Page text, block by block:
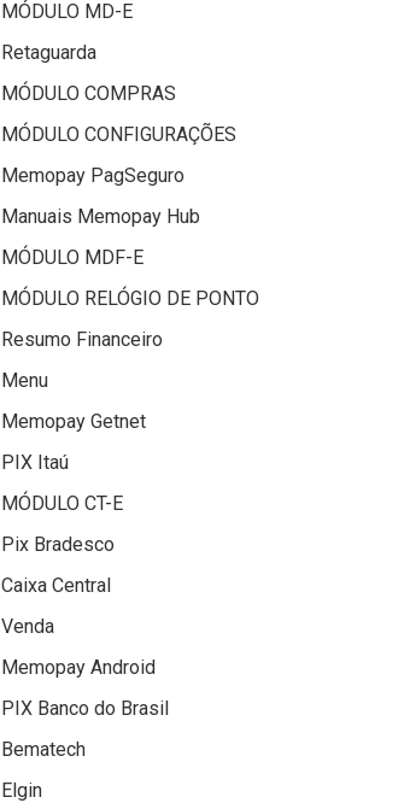
MÓDULO MD-E
Retaguarda
MÓDULO COMPRAS
MÓDULO CONFIGURAÇÕES
Memopay PagSeguro
Manuais Memopay Hub
MÓDULO MDF-E
MÓDULO RELÓGIO DE PONTO
Resumo Financeiro
Menu
Memopay Getnet
PIX Itaú
MÓDULO CT-E
Pix Bradesco
Caixa Central
Venda
Memopay Android
PIX Banco do Brasil
Bematech
Elgin